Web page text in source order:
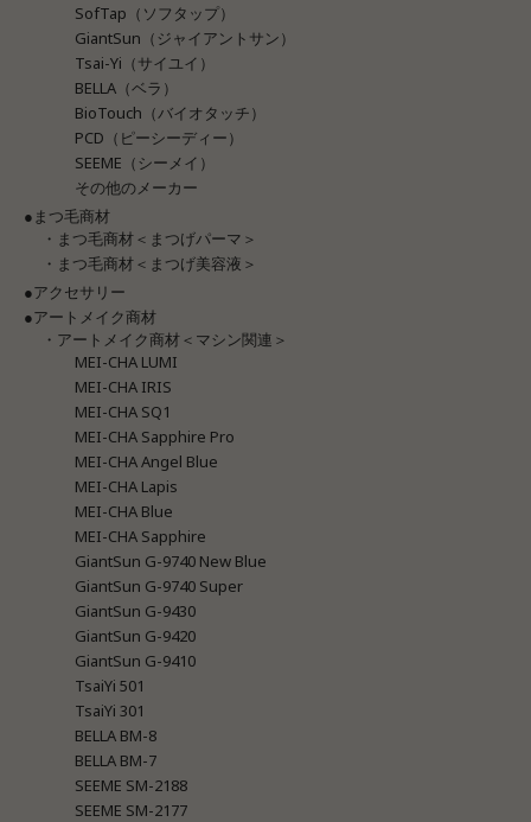
SofTap（ソフタップ）
GiantSun（ジャイアントサン）
Tsai-Yi（サイユイ）
BELLA（ベラ）
BioTouch（バイオタッチ）
PCD（ピーシーディー）
SEEME（シーメイ）
その他のメーカー
●まつ毛商材
・まつ毛商材＜まつげパーマ＞
・まつ毛商材＜まつげ美容液＞
●アクセサリー
●アートメイク商材
・アートメイク商材＜マシン関連＞
MEI-CHA LUMI
MEI-CHA IRIS
MEI-CHA SQ1
MEI-CHA Sapphire Pro
MEI-CHA Angel Blue
MEI-CHA Lapis
MEI-CHA Blue
MEI-CHA Sapphire
GiantSun G-9740 New Blue
GiantSun G-9740 Super
GiantSun G-9430
GiantSun G-9420
GiantSun G-9410
TsaiYi 501
TsaiYi 301
BELLA BM-8
BELLA BM-7
SEEME SM-2188
SEEME SM-2177